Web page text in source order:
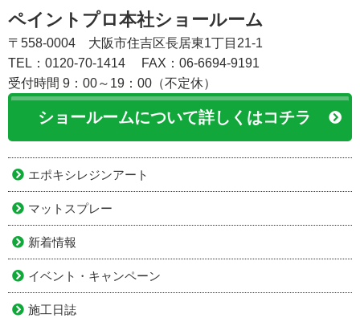
ペイントプロ本社ショールーム
〒558-0004 大阪市住吉区長居東1丁目21-1
TEL：0120-70-1414
FAX：06-6694-9191
受付時間 9：00～19：00（不定休）
ショールームについて詳しくはコチラ
エポキシレジンアート
マットスプレー
新着情報
イベント・キャンペーン
施工日誌